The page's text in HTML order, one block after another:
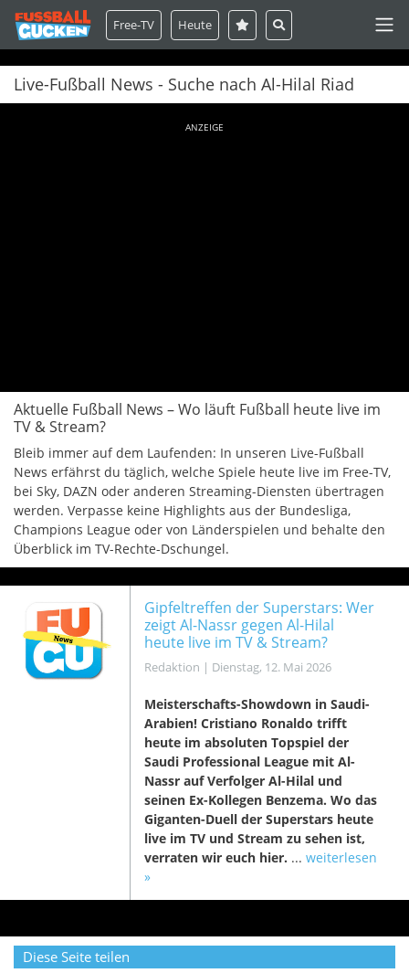
Free-TV Heute
Live-Fußball News - Suche nach Al-Hilal Riad
ANZEIGE
Aktuelle Fußball News – Wo läuft Fußball heute live im
TV & Stream?
Bleib immer auf dem Laufenden: In unseren Live-Fußball
News erfährst du täglich, welche Spiele heute live im Free-TV,
bei Sky, DAZN oder anderen Streaming-Diensten übertragen
werden. Verpasse keine Highlights aus der Bundesliga,
Champions League oder von Länderspielen und behalte den
Überblick im TV-Rechte-Dschungel.
Gipfeltreffen der Superstars: Wer
zeigt Al-Nassr gegen Al-Hilal
heute live im TV & Stream?
Redaktion | Dienstag, 12. Mai 2026
Meisterschafts-Showdown in Saudi-
Arabien! Cristiano Ronaldo trifft
heute im absoluten Topspiel der
Saudi Professional League mit Al-
Nassr auf Verfolger Al-Hilal und
seinen Ex-Kollegen Benzema. Wo das
Giganten-Duell der Superstars heute
live im TV und Stream zu sehen ist,
verraten wir euch hier. ... weiterlesen
»
Diese Seite teilen